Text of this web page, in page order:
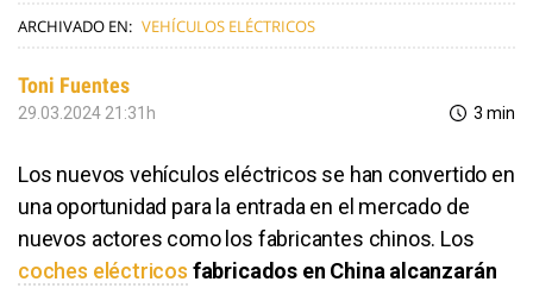
ARCHIVADO EN: VEHÍCULOS ELÉCTRICOS
Toni Fuentes
29.03.2024 21:31h 3 min
Los nuevos vehículos eléctricos se han convertido en
una oportunidad para la entrada en el mercado de
nuevos actores como los fabricantes chinos. Los
coches eléctricos fabricados en China alcanzarán